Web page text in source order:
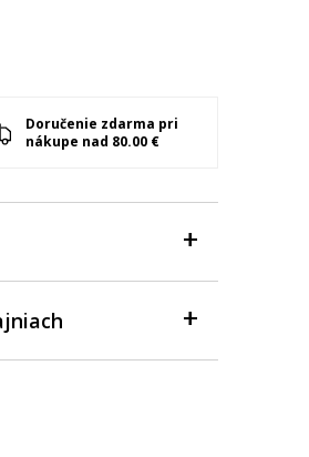
Doručenie zdarma pri
nákupe nad 80.00 €